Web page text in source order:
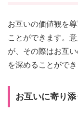
お互いの価値観を
ことができます。
が、その際はお互
を深めることができ
お互いに寄り